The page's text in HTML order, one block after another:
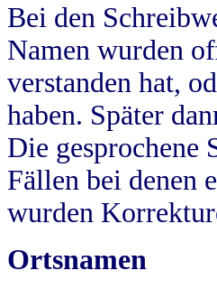
Bei den
Namen wurden
verstanden hat,
haben. Später
Die gesprochene
Fällen bei denen
wurden
Ortsnamen